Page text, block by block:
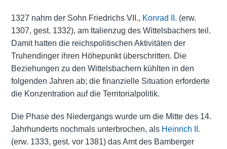
1327 nahm der Sohn Friedrichs VII., Konrad II. (erw.
1307, gest. 1332), am Italienzug des Wittelsbachers teil.
Damit hatten die reichspolitischen Aktivitäten der
Truhendinger ihren Höhepunkt überschritten. Die
Beziehungen zu den Wittelsbachern kühlten in den
folgenden Jahren ab; die finanzielle Situation erforderte
die Konzentration auf die Territorialpolitik.
Die Phase des Niedergangs wurde um die Mitte des 14.
Jahrhunderts nochmals unterbrochen, als Heinrich II.
(erw. 1333, gest. vor 1381) das Amt des Bamberger